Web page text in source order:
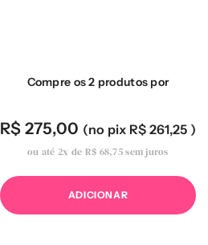
Compre os 2 produtos por
R$ 275,00 (no pix R$ 261,25 )
ou até2x de R$ 68,75sem juros
ADICIONAR